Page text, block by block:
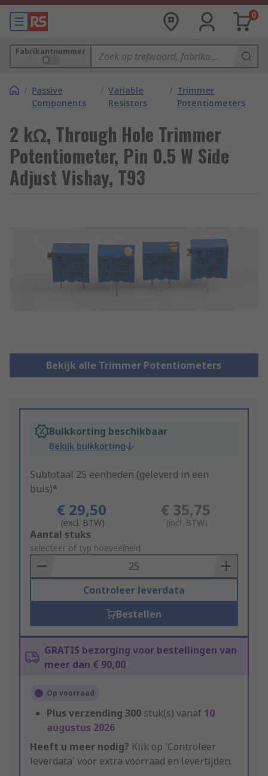
0
Fabrikantnummer
/ Passive
Components
/ Variable
Resistors
/ Trimmer
Potentiometers
2 kΩ, Through Hole Trimmer
Potentiometer, Pin 0.5 W Side
Adjust Vishay, T93
Bekijk alle Trimmer Potentiometers
Bulkkorting beschikbaar
Bekijk bulkkorting
Subtotaal 25 eenheden (geleverd in een
buis)*
€ 29,50
(excl. BTW)
€ 35,75
(incl. BTW)
Add
to
Basket
Aantal stuks
selecteer of typ hoeveelheid
Controleer leverdata
Bestellen
GRATIS bezorging voor bestellingen van
meer dan € 90,00
Op voorraad
Plus verzending 300 stuk(s) vanaf 10
augustus 2026
Heeft u meer nodig? Klik op 'Controleer
leverdata' voor extra voorraad en levertijden.